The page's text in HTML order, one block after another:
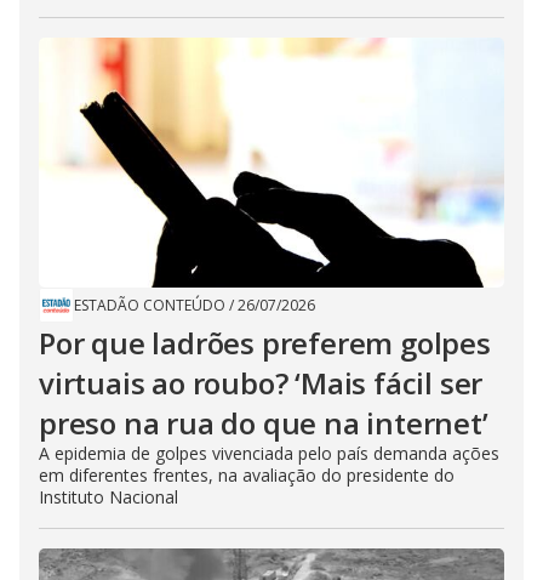
ESTADÃO CONTEÚDO /26/07/2026
Por que ladrões preferem golpes
virtuais ao roubo? ‘Mais fácil ser
preso na rua do que na internet’
A epidemia de golpes vivenciada pelo país demanda ações
em diferentes frentes, na avaliação do presidente do
Instituto Nacional